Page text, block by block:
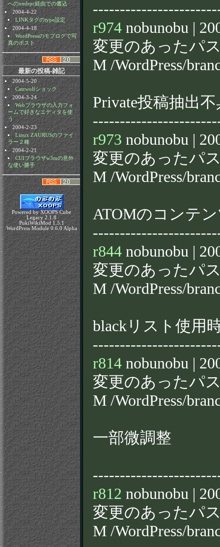
へのxmlrpc経由での書込
2004-4-22
LINKタグのtype設定
2004-4-18
WordPressのモブログで写
真のポスト
最新の投稿-雑記
2004-5-20
Catzwolfショック
2004-3-24
Webブラウザの入力フォ
ームで好きなエディタを使
う
2004-2-23
Linux ZAURUSのファイ
ラー２種
2004-2-21
CUIブラウザw3mの意外
な使い勝手
Powered by XOOPS Cube
Legacy 2.1.8
PukiWikiMod 1.5.1
WordPress Module 0.6.0 Alpha
r974 nobunobu |
変更のあったパ
M /WordPress/
Private投稿抽出
r973 nobunobu |
変更のあったパ
M /WordPress/
ATOMのコンテ
r844 nobunobu |
変更のあったパ
M /WordPress/
blackリスト使用
r814 nobunobu |
変更のあったパ
M /WordPress/
一部微調整
r812 nobunobu |
変更のあったパ
M /WordPress/